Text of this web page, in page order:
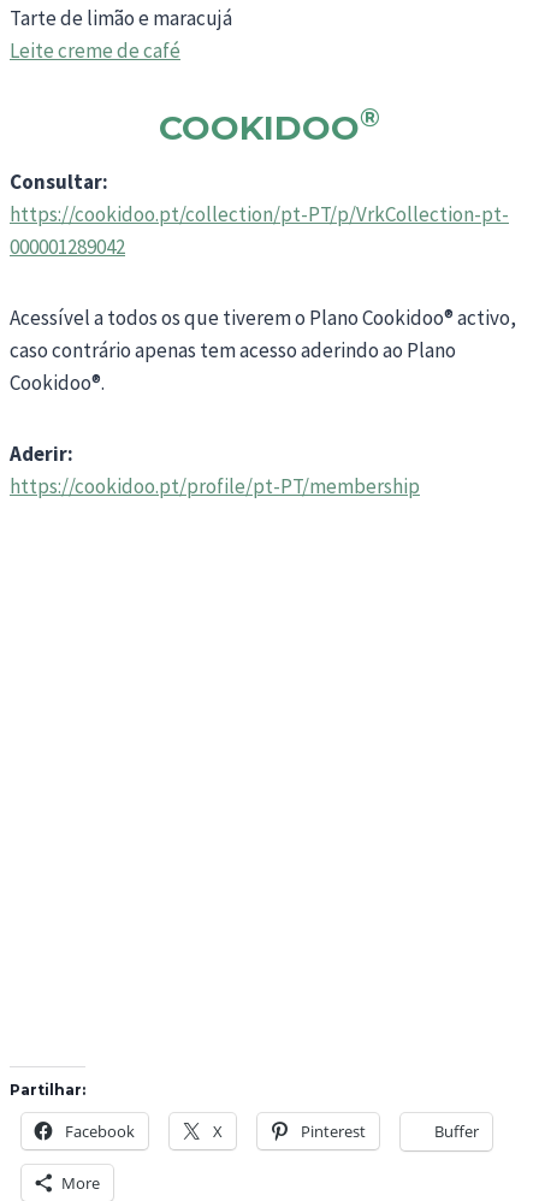
Tarte de limão e maracujá
Leite creme de café
COOKIDOO®
Consultar:
https://cookidoo.pt/collection/pt-PT/p/VrkCollection-pt-
000001289042
Acessível a todos os que tiverem o Plano Cookidoo® activo,
caso contrário apenas tem acesso aderindo ao Plano
Cookidoo®.
Aderir:
https://cookidoo.pt/profile/pt-PT/membership
Partilhar:
Facebook X Pinterest Buffer
More